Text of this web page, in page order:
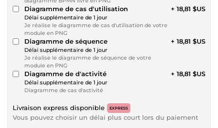
Diagramme de cas d'utilisation
Délai supplémentaire de 1 jour
Je réalise le diagramme de cas d'utilisation de votre
module en PNG
+ 18,81 $US
Diagramme de séquence
Délai supplémentaire de 1 jour
Je réalise le diagramme de séquence de votre
module en PNG
+ 18,81 $US
Diagramme de d'activité
Délai supplémentaire de 1 jour
Diagramme de cas d'activité
+ 18,81 $US
Livraison express disponible EXPRESS
Vous pouvez choisir un délai plus court lors du paiement